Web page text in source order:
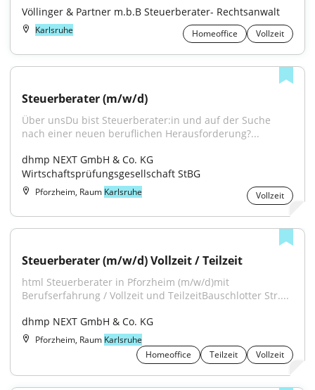
Völlinger & Partner m.b.B Steuerberater- Rechtsanwalt
Karlsruhe Homeoffice Vollzeit
Steuerberater (m/w/d)
Über unsDu bist Steuerberater:in und auf der Suche
nach einer neuen beruflichen Herausforderung?...
dhmp NEXT GmbH & Co. KG
Wirtschaftsprüfungsgesellschaft StBG
Pforzheim, Raum Karlsruhe Vollzeit
Steuerberater (m/w/d) Vollzeit / Teilzeit
html Steuerberater in Pforzheim (m/w/d)mit
Berufserfahrung / Vollzeit und TeilzeitBauschlotter Str....
dhmp NEXT GmbH & Co. KG
Pforzheim, Raum Karlsruhe
Homeoffice
Teilzeit Vollzeit